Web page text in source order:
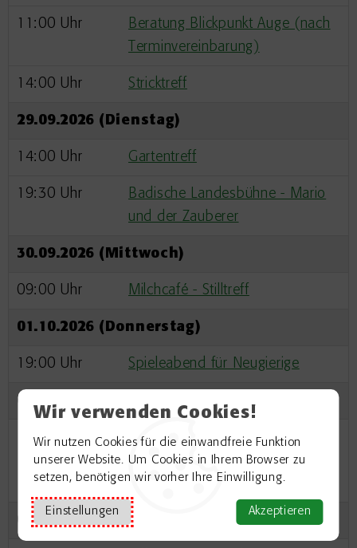
Wir verwenden Cookies!
Wir nutzen Cookies für die einwandfreie Funktion
unserer Website. Um Cookies in Ihrem Browser zu
setzen, benötigen wir vorher Ihre Einwilligung.
Einstellungen Akzeptieren
11:00 Uhr
Beratung Blickpunkt Auge (nach
Terminvereinbarung)
14:00 Uhr Stricktreff
29.09.2026 (Dienstag)
14:00 Uhr Gartentreff
19:30 Uhr
Badische Landesbühne - Mario
und der Zauberer
30.09.2026 (Mittwoch)
09:00 Uhr Milchcafé - Stilltreff
01.10.2026 (Donnerstag)
19:00 Uhr Spieleabend für Neugierige
02.10.2026 (Freitag)
14:00 Uhr
Begegnungscafé für geflüchtete
und einheimische Familien und
Einzelpersonen
03.10.2026 (Samstag)